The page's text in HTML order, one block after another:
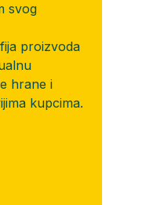
svog
proizvoda
hrane i
kupcima.